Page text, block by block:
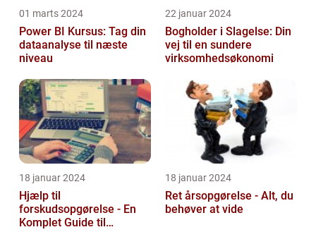
01 marts 2024
Power BI Kursus: Tag din
dataanalyse til næste
niveau
22 januar 2024
Bogholder i Slagelse: Din
vej til en sundere
virksomhedsøkonomi
18 januar 2024
Hjælp til
forskudsopgørelse - En
Komplet Guide til
18 januar 2024
Ret årsopgørelse - Alt, du
behøver at vide